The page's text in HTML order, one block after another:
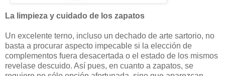
La limpieza y cuidado de los zapatos
Un excelente terno, incluso un dechado de arte sartorio, no
basta a procurar aspecto impecable si la elección de
complementos fuera desacertada o el estado de los mismos
revelase descuido. Así pues, en cuanto a zapatos, se